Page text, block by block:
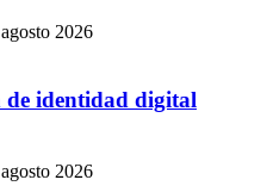
2026
de identidad digital
2026